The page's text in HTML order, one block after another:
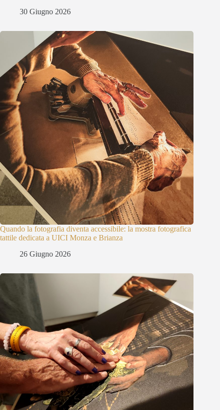
30 Giugno 2026
Quando la fotografia diventa accessibile: la mostra fotografica
tattile dedicata a UICI Monza e Brianza
26 Giugno 2026